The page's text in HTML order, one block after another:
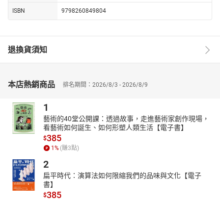
ISBN 9798260849804
退換貨須知
本店熱銷商品 排名期間：2026/8/3 - 2026/8/9
1
藝術的40堂公開課：透過故事，走進藝術家創作現場，
看藝術如何誕生、如何形塑人類生活【電子書】
$385
1 % (賺3點)
2
扁平時代：演算法如何限縮我們的品味與文化【電子
書】
$385